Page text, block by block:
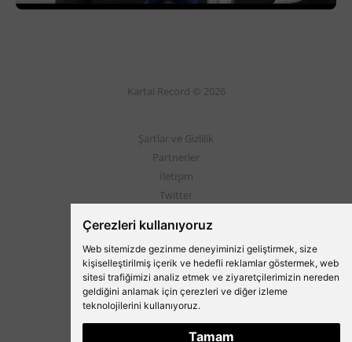
Çerezleri kullanıyoruz
Web sitemizde gezinme deneyiminizi geliştirmek, size
kişiselleştirilmiş içerik ve hedefli reklamlar göstermek, web
sitesi trafiğimizi analiz etmek ve ziyaretçilerimizin nereden
geldiğini anlamak için çerezleri ve diğer izleme
teknolojilerini kullanıyoruz.
Tamam
Kartal Record © 2026
Şartlar ve Gizlilik
Partnerler
İletişim
Twitter
Beşiktaş'ın Medyası